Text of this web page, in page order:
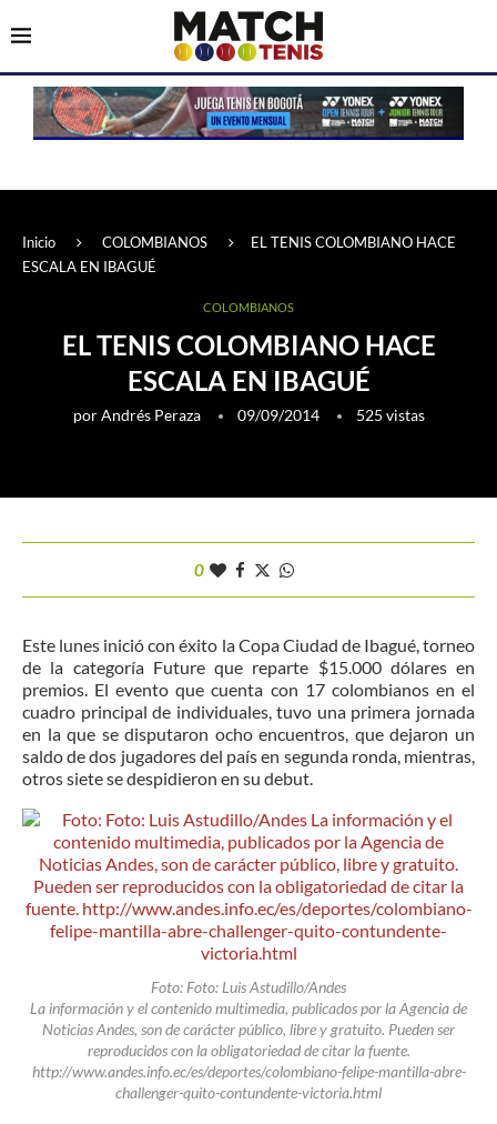
Inicio COLOMBIANOS
EL TENIS COLOMBIANO HACE
ESCALA EN IBAGUÉ
COLOMBIANOS
EL TENIS COLOMBIANO HACE
ESCALA EN IBAGUÉ
porAndrés Peraza 09/09/2014 525 vistas
0
Este lunes inició con éxito la Copa Ciudad de Ibagué, torneo
de la categoría Future que reparte $15.000 dólares en
premios. El evento que cuenta con 17 colombianos en el
cuadro principal de individuales, tuvo una primera jornada
en la que se disputaron ocho encuentros, que dejaron un
saldo de dos jugadores del país en segunda ronda, mientras,
otros siete se despidieron en su debut.
Foto: Foto: Luis Astudillo/Andes
La información y el contenido multimedia, publicados por la Agencia de
Noticias Andes, son de carácter público, libre y gratuito. Pueden ser
reproducidos con la obligatoriedad de citar la fuente.
http://www.andes.info.ec/es/deportes/colombiano-felipe-mantilla-abre-
challenger-quito-contundente-victoria.html